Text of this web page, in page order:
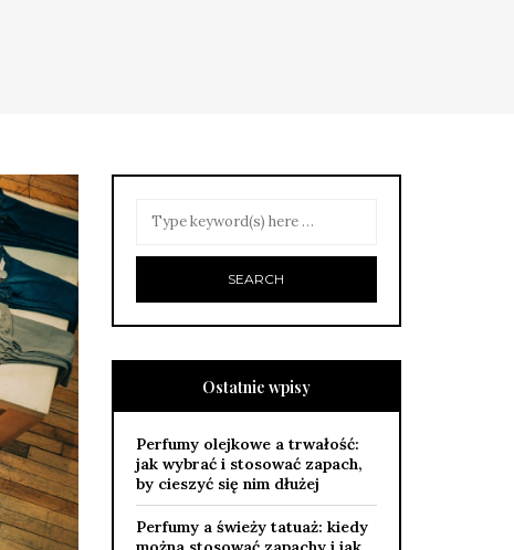
Ostatnie wpisy
Perfumy olejkowe a trwałość:
jak wybrać i stosować zapach,
by cieszyć się nim dłużej
Perfumy a świeży tatuaż: kiedy